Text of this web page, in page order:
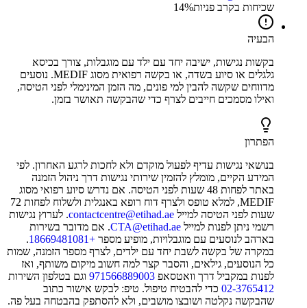
שכיחות בקרב פניות
14%
הבעיה
בקשות נגישות, ישיבה יחד עם ילד עם מוגבלות, צורך בכיסא
גלגלים או סיוע בשדה, או בקשה רפואית מסוג MEDIF. נוסעים
מדווחים שקשה להבין למי פונים, מה הזמן המינימלי לפני הטיסה,
ואילו מסמכים חייבים לצרף כדי שהבקשה תאושר בזמן.
הפתרון
בנושאי נגישות עדיף לפעול מוקדם ולא לחכות לרגע האחרון. לפי
המידע הקיים, מומלץ להזמין שירותי נגישות דרך ניהול הזמנה
באתר לפחות 48 שעות לפני הטיסה. אם נדרש סיוע רפואי מסוג
MEDIF, למלא טופס ולצרף דוח רופא באנגלית ולשלוח לפחות 72
שעות לפני הטיסה למייל contactcentre@etihad.ae. לערוץ נגישות
רשמי ניתן לפנות למייל CTA@etihad.ae. אם מדובר בשירות
בארהב לנוסעים עם מוגבלויות, מופיע מספר +18669481081
.
במקרה של בקשה לשבת יחד עם ילדים, לצרף מספר הזמנה, שמות
כל הנוסעים, גילאים, והסבר קצר למה חשוב מיקום משותף, ואז
לפנות במקביל דרך וואטסאפ 971566889003 וגם בטלפון השירות
02-3765412 כדי להבטיח טיפול. טיפ: לבקש אישור כתוב
שהבקשה נקלטה ושובצו מושבים, ולא להסתפק בהבטחה בעל פה.